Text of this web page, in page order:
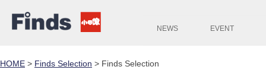
NEWS EVENT
HOME > Finds Selection > Finds Selection